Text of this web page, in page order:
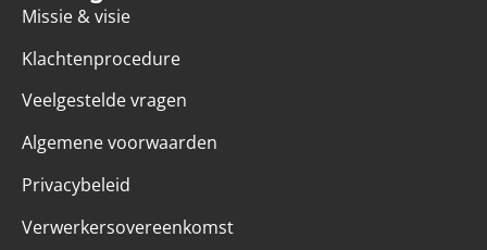
Missie & visie
Klachtenprocedure
Veelgestelde vragen
Algemene voorwaarden
Privacybeleid
Verwerkersovereenkomst